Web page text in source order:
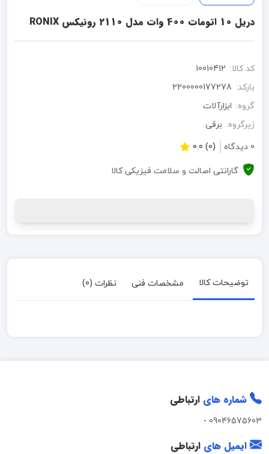
دریل 10 اتومات 400 وات مدل 2110 رونیکس RONIX
کد کالا: 10010412
بارکد: 2200000177278
گروه: ابزارآلات
زیرگروه: برقی
0 دیدگاه
(0) 0.0
گارانتی اصالت و سلامت فیزیکی کالا
توضیحات کالا مشخصات فنی نظرات (0)
شماره های ارتباطی
09046575603
-
ایمیل های ارتباطی